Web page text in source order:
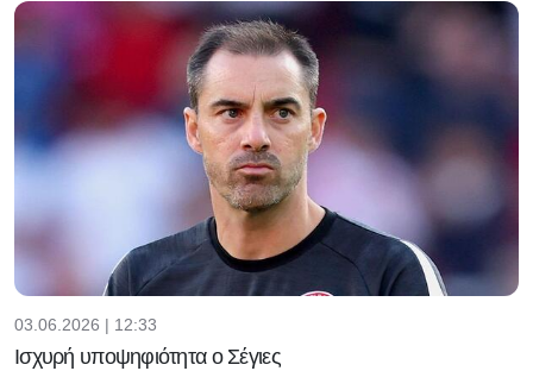
03.06.2026 | 12:33
Ισχυρή υποψηφιότητα ο Σέγιες